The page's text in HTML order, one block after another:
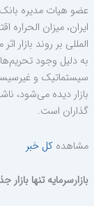
عضو هیات مدیره بانک
ایران، میزان
المللی بر روند بازار
به دلیل وجود
سیستماتیک و
بازار دیده می‌شود،
گذاران است.
مشاهده کل خبر
بازارسرمایه تنها